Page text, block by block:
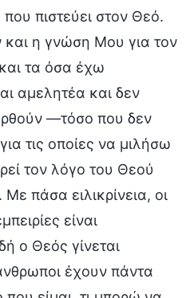
πιστεύει στον Θεό.
η γνώση Μου για τον
τα όσα έχω
αμελητέα και δεν
—τόσο που δεν
τις οποίες να μιλήσω
τον λόγο του Θεού
πάσα ειλικρίνεια, οι
είναι
ο Θεός γίνεται
έχουν πάντα